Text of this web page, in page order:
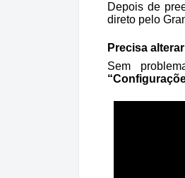
Depois de
direto pelo
Precisa
Sem